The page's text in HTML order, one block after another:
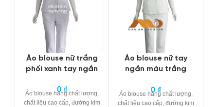
Áo blouse nữ trắng
phối xanh tay ngắn
0 ₫
Áo blouse hàng chất lượng,
chất liệu cao cấp, đường kim
Áo blouse nữ tay
ngắn màu trắng
0 ₫
Áo blouse hàng chất lượng
chất liệu cao cấp, đường kim